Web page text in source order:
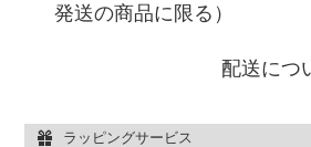
発送の商品に限る）
配送につ
ラッピングサービス